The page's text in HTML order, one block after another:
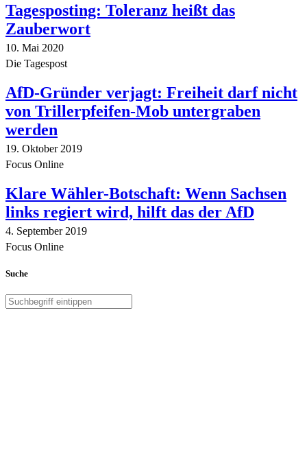
Tagesposting: Toleranz heißt das
Zauberwort
10. Mai 2020
Die Tagespost
AfD-Gründer verjagt: Freiheit darf nicht
von Trillerpfeifen-Mob untergraben
werden
19. Oktober 2019
Focus Online
Klare Wähler-Botschaft: Wenn Sachsen
links regiert wird, hilft das der AfD
4. September 2019
Focus Online
Suche